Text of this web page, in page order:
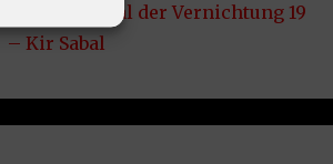
VF47: Grabmal der Vernichtung 19
– Kir Sabal